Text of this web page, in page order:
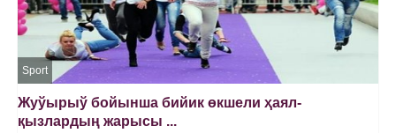
Sport
Жуўырыў бойынша бийик өкшели ҳаял-
қызлардың жарысы ...